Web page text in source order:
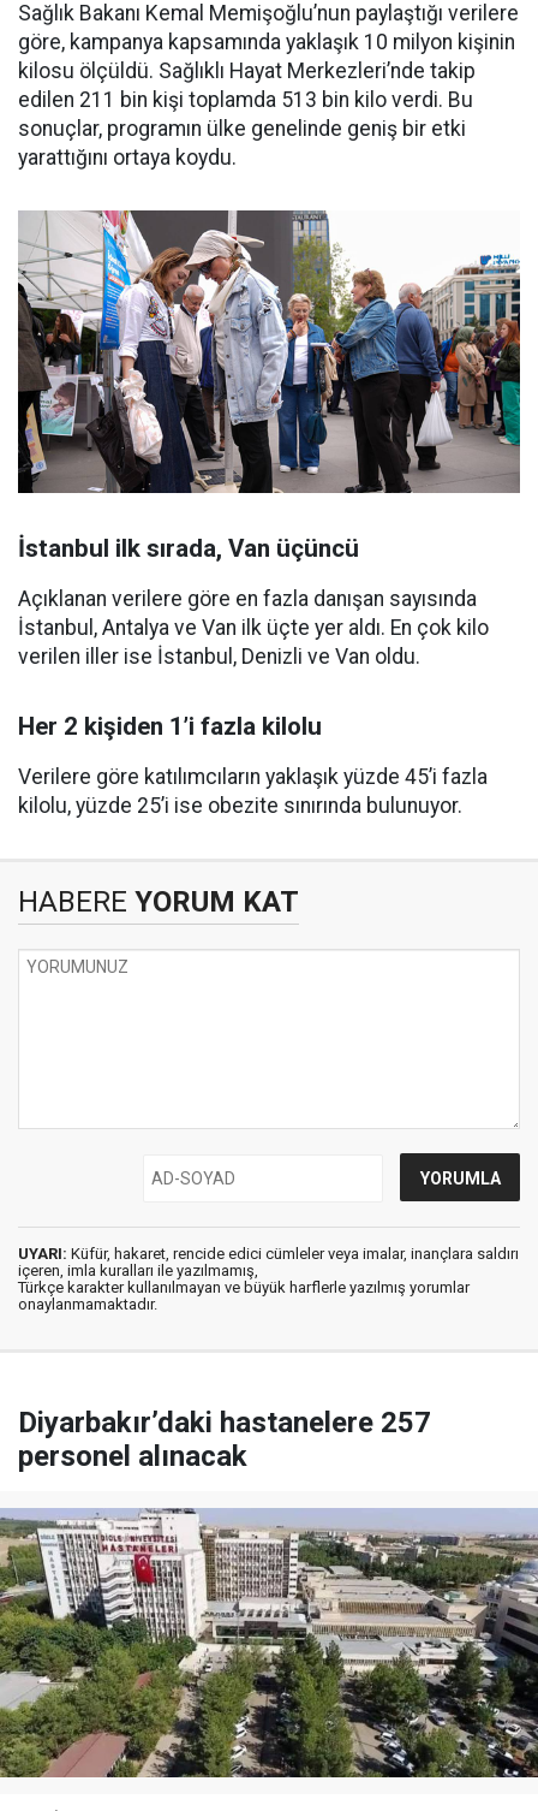
Sağlık Bakanı Kemal Memişoğlu’nun paylaştığı verilere
göre, kampanya kapsamında yaklaşık 10 milyon kişinin
kilosu ölçüldü. Sağlıklı Hayat Merkezleri’nde takip
edilen 211 bin kişi toplamda 513 bin kilo verdi. Bu
sonuçlar, programın ülke genelinde geniş bir etki
yarattığını ortaya koydu.
İstanbul ilk sırada, Van üçüncü
Açıklanan verilere göre en fazla danışan sayısında
İstanbul, Antalya ve Van ilk üçte yer aldı. En çok kilo
verilen iller ise İstanbul, Denizli ve Van oldu.
Her 2 kişiden 1’i fazla kilolu
Verilere göre katılımcıların yaklaşık yüzde 45’i fazla
kilolu, yüzde 25’i ise obezite sınırında bulunuyor.
HABERE YORUM KAT
UYARI: Küfür, hakaret, rencide edici cümleler veya imalar, inançlara saldırı
içeren, imla kuralları ile yazılmamış,
Türkçe karakter kullanılmayan ve büyük harflerle yazılmış yorumlar
onaylanmamaktadır.
Diyarbakır’daki hastanelere 257
personel alınacak